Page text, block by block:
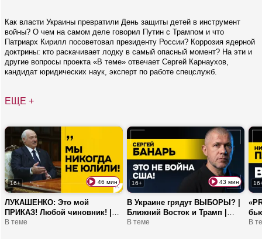
Как власти Украины превратили День защиты детей в инструмент
войны? О чем на самом деле говорил Путин с Трампом и что
Патриарх Кирилл посоветовал президенту России? Коррозия ядерной
доктрины: кто раскачивает лодку в самый опасный момент? На эти и
другие вопросы проекта «В теме» отвечает Сергей Карнаухов,
кандидат юридических наук, эксперт по работе спецслужб.
ЕЩЕ +
16+ 46 мин
ЛУКАШЕНКО: Это мой
ПРИКАЗ! Любой чиновник! |
Генератор стабильности, страх
В теме
16+ 43 мин
В Украине грядут ВЫБОРЫ? |
Ближний Восток и Трамп |
БАНАРЬ: Вы на деньги
В теме В